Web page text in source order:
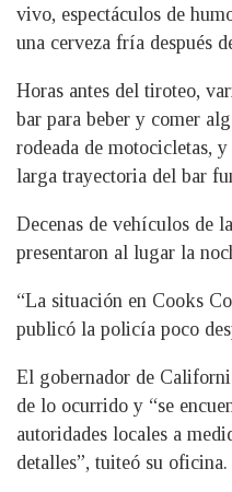
vivo, espectáculos de
una cerveza fría después
Horas antes del tiroteo,
bar para beber y comer
rodeada de motocicletas,
larga trayectoria del bar
Decenas de vehículos de
presentaron al lugar la
“La situación en Cooks
publicó la policía poco
El gobernador de
de lo ocurrido y “se
autoridades locales a
detalles”, tuiteó su oficina.